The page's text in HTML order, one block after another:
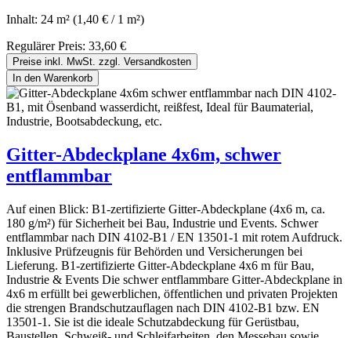
Inhalt: 24 m² (1,40 € / 1 m²)
Regulärer Preis: 33,60 €
Preise inkl. MwSt. zzgl. Versandkosten
In den Warenkorb
Gitter-Abdeckplane 4x6m, schwer
entflammbar
Auf einen Blick: B1-zertifizierte Gitter-Abdeckplane (4x6 m, ca.
180 g/m²) für Sicherheit bei Bau, Industrie und Events. Schwer
entflammbar nach DIN 4102-B1 / EN 13501-1 mit rotem Aufdruck.
Inklusive Prüfzeugnis für Behörden und Versicherungen bei
Lieferung. B1-zertifizierte Gitter-Abdeckplane 4x6 m für Bau,
Industrie & Events Die schwer entflammbare Gitter-Abdeckplane in
4x6 m erfüllt bei gewerblichen, öffentlichen und privaten Projekten
die strengen Brandschutzauflagen nach DIN 4102-B1 bzw. EN
13501-1. Sie ist die ideale Schutzabdeckung für Gerüstbau,